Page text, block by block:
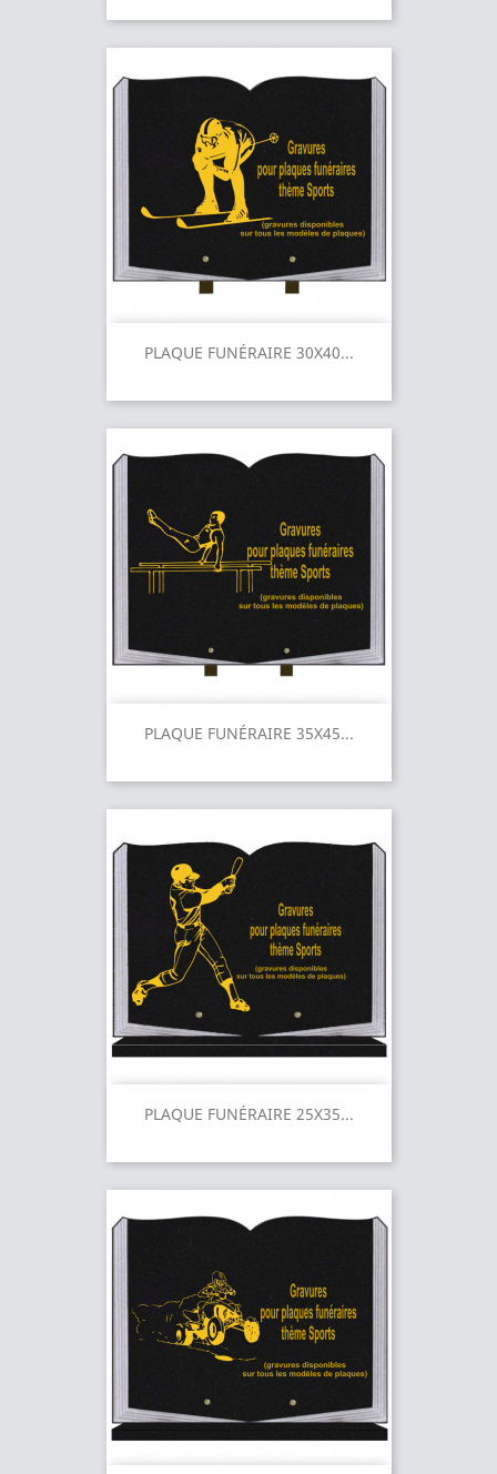
PLAQUE FUNÉRAIRE 30X40...
PLAQUE FUNÉRAIRE 35X45...
PLAQUE FUNÉRAIRE 25X35...